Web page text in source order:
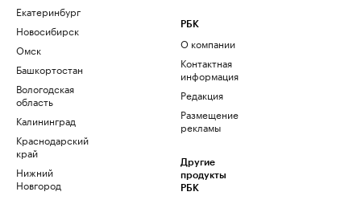
Екатеринбург
Новосибирск
Омск
Башкортостан
Вологодская
область
Калининград
Краснодарский
край
Нижний
Новгород
РБК
О компании
Контактная
информация
Редакция
Размещение
рекламы
Другие
продукты
РБК